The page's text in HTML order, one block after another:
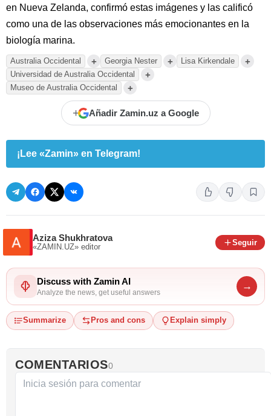
en Nueva Zelanda, confirmó estas imágenes y las calificó
como una de las observaciones más emocionantes en la
biología marina.
Australia Occidental + Georgia Nester + Lisa Kirkendale +
Universidad de Australia Occidental +
Museo de Australia Occidental +
+ Añadir Zamin.uz a Google
¡Lee «Zamin» en Telegram!
Aziza Shukhratova
«ZAMIN.UZ» editor
Seguir
Discuss with Zamin AI
Analyze the news, get useful answers
→
Summarize Pros and cons Explain simply
COMENTARIOS0